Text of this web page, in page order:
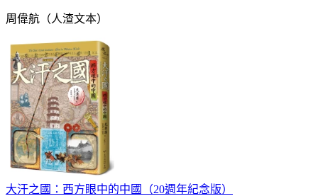
周偉航（人渣文本）
大汗之國：西方眼中的中國（20週年紀念版）